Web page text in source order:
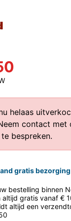
helaas
contact met
bespreken.
gratis
bestelling binnen
gratis vanaf €
altijd een